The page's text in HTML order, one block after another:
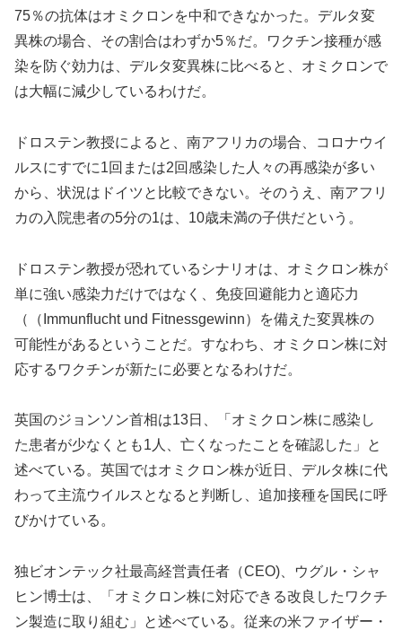
75％の抗体はオミクロンを中和できなかった。デルタ変
異株の場合、その割合はわずか5％だ。ワクチン接種が感
染を防ぐ効力は、デルタ変異株に比べると、オミクロンで
は大幅に減少しているわけだ。
ドロステン教授によると、南アフリカの場合、コロナウイ
ルスにすでに1回または2回感染した人々の再感染が多い
から、状況はドイツと比較できない。そのうえ、南アフリ
カの入院患者の5分の1は、10歳未満の子供だという。
ドロステン教授が恐れているシナリオは、オミクロン株が
単に強い感染力だけではなく、免疫回避能力と適応力
（（Immunflucht und Fitnessgewinn）を備えた変異株の
可能性があるということだ。すなわち、オミクロン株に対
応するワクチンが新たに必要となるわけだ。
英国のジョンソン首相は13日、「オミクロン株に感染し
た患者が少なくとも1人、亡くなったことを確認した」と
述べている。英国ではオミクロン株が近日、デルタ株に代
わって主流ウイルスとなると判断し、追加接種を国民に呼
びかけている。
独ビオンテック社最高経営責任者（CEO)、ウグル・シャ
ヒン博士は、「オミクロン株に対応できる改良したワクチ
ン製造に取り組む」と述べている。従来の米ファイザー・